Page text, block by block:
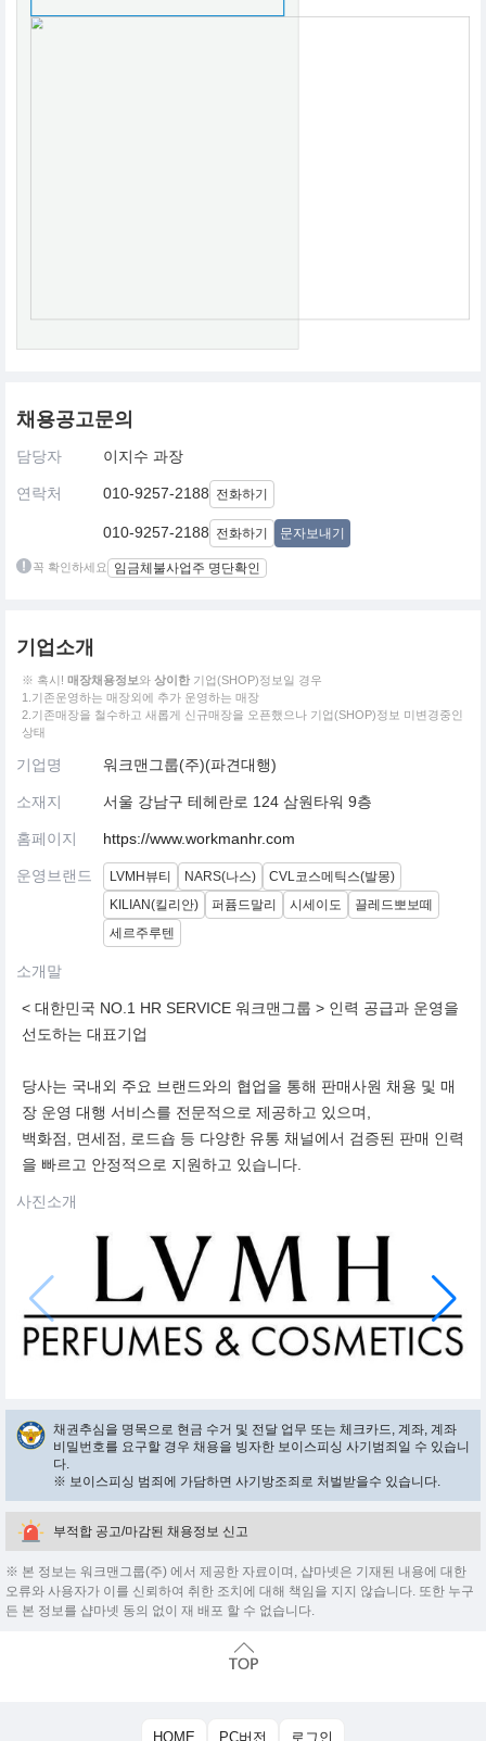
채용공고문의
담당자 이지수 과장
연락처 010-9257-2188 전화하기
010-9257-2188 전화하기 문자보내기
꼭 확인하세요 임금체불사업주 명단확인
기업소개
※ 혹시! 매장채용정보와 상이한 기업(SHOP)정보일 경우
1.기존운영하는 매장외에 추가 운영하는 매장
2.기존매장을 철수하고 새롭게 신규매장을 오픈했으나 기업(SHOP)정보 미변경중인
상태
기업명 워크맨그룹(주)(파견대행)
소재지 서울 강남구 테헤란로 124 삼원타워 9층
홈페이지 https://www.workmanhr.com
운영브랜드 LVMH뷰티 NARS(나스)
CVL코스메틱스(발몽)
KILIAN(킬리안)
퍼퓸드말리 시세이도
끌레드뽀보떼
세르주루텐
소개말
< 대한민국 NO.1 HR SERVICE 워크맨그룹 > 인력 공급과 운영을
선도하는 대표기업
당사는 국내외 주요 브랜드와의 협업을 통해 판매사원 채용 및 매
장 운영 대행 서비스를 전문적으로 제공하고 있으며,
백화점, 면세점, 로드숍 등 다양한 유통 채널에서 검증된 판매 인력
을 빠르고 안정적으로 지원하고 있습니다.
사진소개
채권추심을 명목으로 현금 수거 및 전달 업무 또는 체크카드, 계좌, 계좌
비밀번호를 요구할 경우 채용을 빙자한 보이스피싱 사기범죄일 수 있습니
다.
※ 보이스피싱 범죄에 가담하면 사기방조죄로 처벌받을수 있습니다.
부적합 공고/마감된 채용정보 신고
※ 본 정보는 워크맨그룹(주) 에서 제공한 자료이며, 샵마넷은 기재된 내용에 대한
오류와 사용자가 이를 신뢰하여 취한 조치에 대해 책임을 지지 않습니다. 또한 누구
든 본 정보를 샵마넷 동의 없이 재 배포 할 수 없습니다.
HOME PC버전 로그인